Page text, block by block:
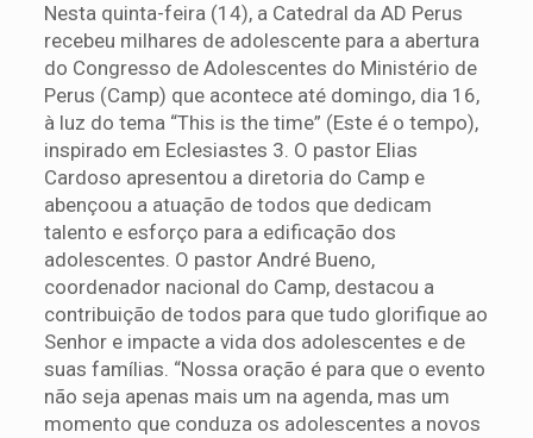
Nesta quinta-feira (14), a Catedral da AD Perus
recebeu milhares de adolescente para a abertura
do Congresso de Adolescentes do Ministério de
Perus (Camp) que acontece até domingo, dia 16,
à luz do tema “This is the time” (Este é o tempo),
inspirado em Eclesiastes 3. O pastor Elias
Cardoso apresentou a diretoria do Camp e
abençoou a atuação de todos que dedicam
talento e esforço para a edificação dos
adolescentes. O pastor André Bueno,
coordenador nacional do Camp, destacou a
contribuição de todos para que tudo glorifique ao
Senhor e impacte a vida dos adolescentes e de
suas famílias. “Nossa oração é para que o evento
não seja apenas mais um na agenda, mas um
momento que conduza os adolescentes a novos